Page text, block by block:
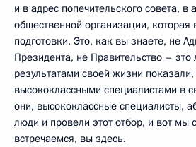
и в адрес попечительского совета, в
общественной организации, которая
подготовки. Это, как вы знаете, не
Президента, не Правительство –
результатами своей жизни
высококлассными специалистами в
они, высококлассные специалисты,
люди и провели этот отбор, и вот мы
встречаемся, вы здесь.